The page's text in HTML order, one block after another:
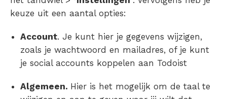
keuze uit een aantal opties:
Account. Je kunt hier je gegevens wijzigen,
zoals je wachtwoord en mailadres, of je kunt
je social accounts koppelen aan Todoist
Algemeen. Hier is het mogelijk om de taal te